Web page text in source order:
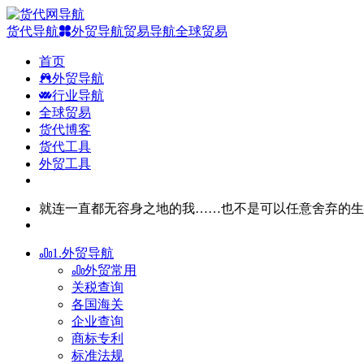
货代导航 外贸导航贸易导航全球贸易
首页
外贸导航
行业导航
全球贸易
货代博客
货代工具
外贸工具
就连一直都无容身之地的我……也不是可以任意舍弃的
1.外贸导航
外贸常用
关税查询
各国海关
企业查询
商标专利
标准法规